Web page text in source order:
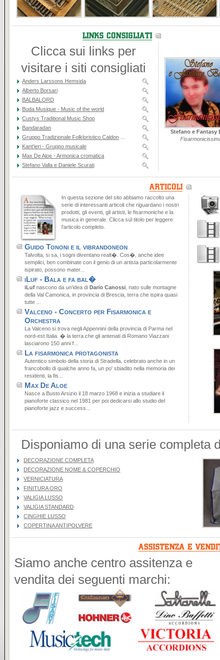
Clicca sui links per
visitare i siti consigliati
Anders Larssons Hemsida
Alberto Borsari
BALBALORD
Buda Musique - Music of the world
Custys Traditional Music Shop
Bandaradan
Gruppo Tradizionale Folkloristico Caldon
Kant'ieri - Gruppo musicale
Max De Aloe - Armonica cromatica
Stefano Valla e Daniele Scurati
Stefano e Fantasy
In questa sezione del sito abbiamo raccolto una
serie di interessanti articoli che riguardano i nostri
prodotti, gli eventi, gli artisti, le fisarmoniche e la
musica in generale. Clicca sul titolo per leggere
l'articolo completo.
Guido Tononi e il vibrandoneon
Talvolta, si sa, i sogni diventano realt�. Cos�, anche idee
semplici, ben combinate con il genio di un artista particolarmente
ispirato, possono mater...
iLuf - Bala e fa bal�
iLuf nascono da un'idea di Dario Canossi , nato sulle montagne
della Val Camonica, in provincia di Brescia, terra che ispira quasi
tutte ...
Valceno - Concerto per Fisarmonica e
Orchestra
La Valceno si trova negli Appennini della provincia di Parma nel
nord-est Italia. � la terra che gli antenati di Romano Viazzani
lasciarono 150 anni f...
La fisarmonica protagonista
Autentico simbolo della storia di Stradella, celebrato anche in un
francobollo di qualche anno fa, un po' sbiadito nella memoria dei
residenti, la fis...
Max De Aloe
Nasce a Busto Arsizio il 18 marzo 1968 e inizia a studiare il
pianoforte classico nel 1981 per poi dedicarsi allo studio del
pianoforte jazz e success...
Disponiamo di una serie completa
DECORAZIONE COMPLETA
DECORAZIONE NOME & COPERCHIO
VERNICIATURA
FINITURA ORO
VALIGIA LUSSO
VALIGIA STANDARD
CINGHIE LUSSO
COPERTINA ANTIPOLVERE
Siamo anche centro assitenza e
vendita dei seguenti marchi: